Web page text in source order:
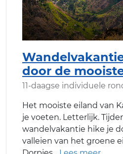
door de
11-daagse individuele
Het mooiste eiland van
je voeten. Letterlijk.
wandelvakantie hike je
valleien van het groene